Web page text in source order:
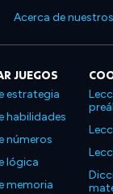
Acerca de
JUEGOS
estrategia
habilidades
números
lógica
memoria